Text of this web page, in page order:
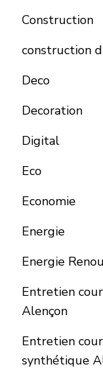
Construction
construction
Deco
Decoration
Digital
Eco
Economie
Energie
Energie
Entretien
Alençon
Entretien
synthétique